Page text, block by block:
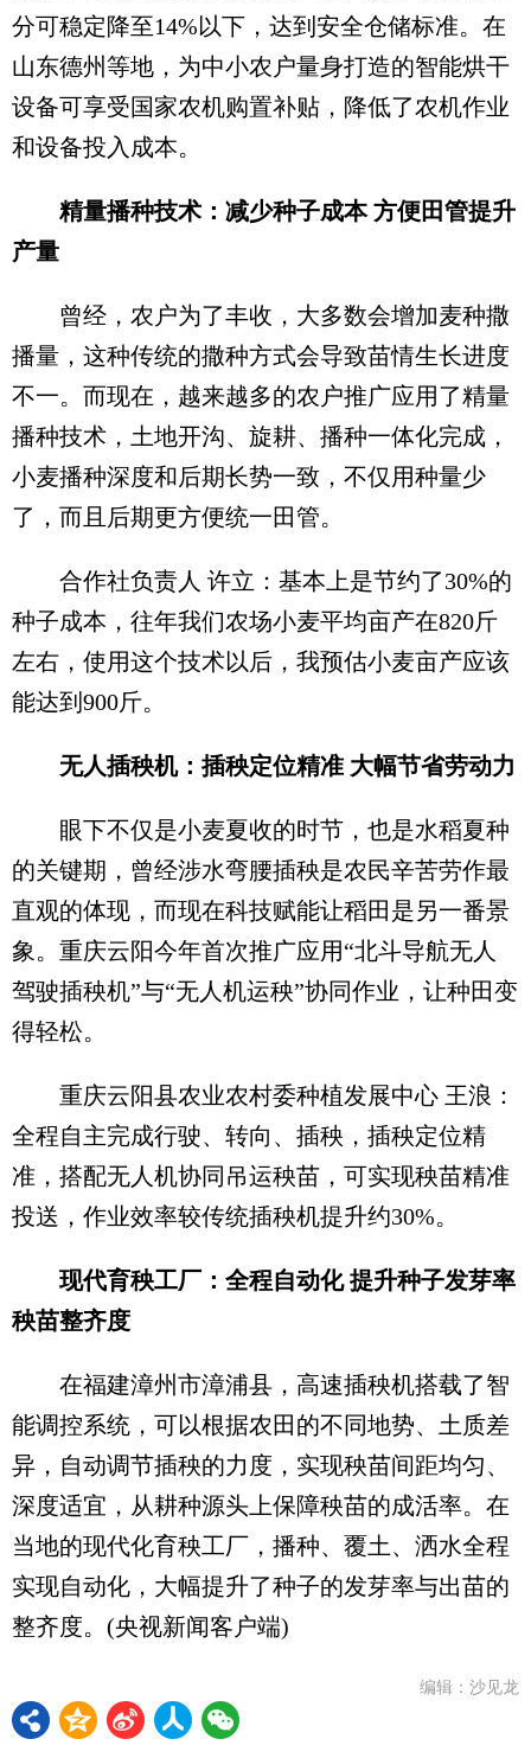
分可稳定降至14%以下，达到安全仓储标准。在
山东德州等地，为中小农户量身打造的智能烘干
设备可享受国家农机购置补贴，降低了农机作业
和设备投入成本。
精量播种技术：减少种子成本 方便田管提升
产量
曾经，农户为了丰收，大多数会增加麦种撒
播量，这种传统的撒种方式会导致苗情生长进度
不一。而现在，越来越多的农户推广应用了精量
播种技术，土地开沟、旋耕、播种一体化完成，
小麦播种深度和后期长势一致，不仅用种量少
了，而且后期更方便统一田管。
合作社负责人 许立：基本上是节约了30%的
种子成本，往年我们农场小麦平均亩产在820斤
左右，使用这个技术以后，我预估小麦亩产应该
能达到900斤。
无人插秧机：插秧定位精准 大幅节省劳动力
眼下不仅是小麦夏收的时节，也是水稻夏种
的关键期，曾经涉水弯腰插秧是农民辛苦劳作最
直观的体现，而现在科技赋能让稻田是另一番景
象。重庆云阳今年首次推广应用“北斗导航无人
驾驶插秧机”与“无人机运秧”协同作业，让种田变
得轻松。
重庆云阳县农业农村委种植发展中心 王浪：
全程自主完成行驶、转向、插秧，插秧定位精
准，搭配无人机协同吊运秧苗，可实现秧苗精准
投送，作业效率较传统插秧机提升约30%。
现代育秧工厂：全程自动化 提升种子发芽率
秧苗整齐度
在福建漳州市漳浦县，高速插秧机搭载了智
能调控系统，可以根据农田的不同地势、土质差
异，自动调节插秧的力度，实现秧苗间距均匀、
深度适宜，从耕种源头上保障秧苗的成活率。在
当地的现代化育秧工厂，播种、覆土、洒水全程
实现自动化，大幅提升了种子的发芽率与出苗的
整齐度。(央视新闻客户端)
编辑：沙见龙